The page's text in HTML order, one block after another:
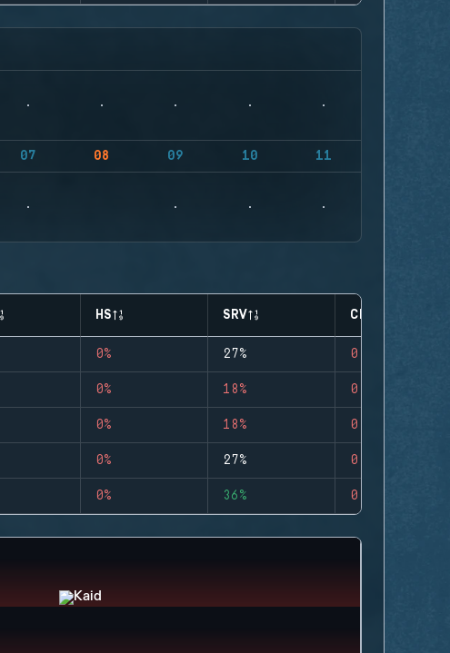
07 08 09 10 11
HS SRV CLUTCHES
0% 27% 0
0% 18% 0
0% 18% 0
0% 27% 0
0% 36% 0